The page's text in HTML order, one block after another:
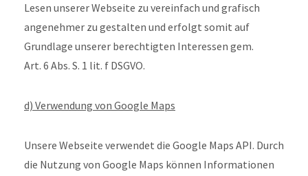
Lesen unserer Webseite zu vereinfach und grafisch
angenehmer zu gestalten und erfolgt somit auf
Grundlage unserer berechtigten Interessen gem.
Art. 6 Abs. S. 1 lit. f DSGVO.
d) Verwendung von Google Maps
Unsere Webseite verwendet die Google Maps API. Durch
die Nutzung von Google Maps können Informationen